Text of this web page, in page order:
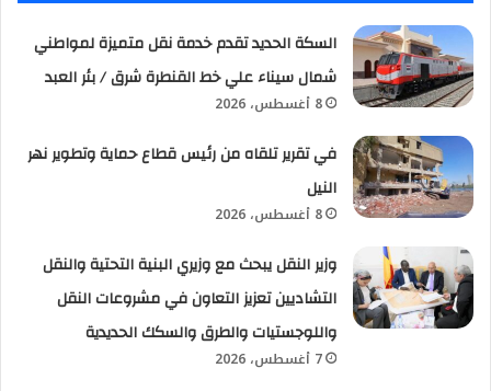
السكة الحديد تقدم خدمة نقل متميزة لمواطني
شمال سيناء علي خط القنطرة شرق / بئر العبد
8 أغسطس، 2026
في تقرير تلقاه من رئيس قطاع حماية وتطوير نهر
النيل
8 أغسطس، 2026
وزير النقل يبحث مع وزيري البنية التحتية والنقل
التشاديين تعزيز التعاون في مشروعات النقل
واللوجستيات والطرق والسكك الحديدية
7 أغسطس، 2026